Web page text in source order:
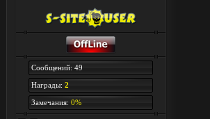
Сообщений: 49
Награды: 2
Замечания: 0%